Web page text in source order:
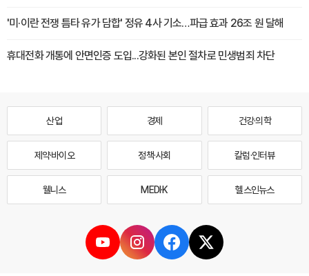
'미·이란 전쟁 틈타 유가 담합' 정유 4사 기소…파급 효과 26조 원 달해
휴대전화 개통에 안면인증 도입...강화된 본인 절차로 민생범죄 차단
산업 경제 건강·의학
제약·바이오 정책·사회 칼럼·인터뷰
웰니스 MEDI·K 헬스인뉴스